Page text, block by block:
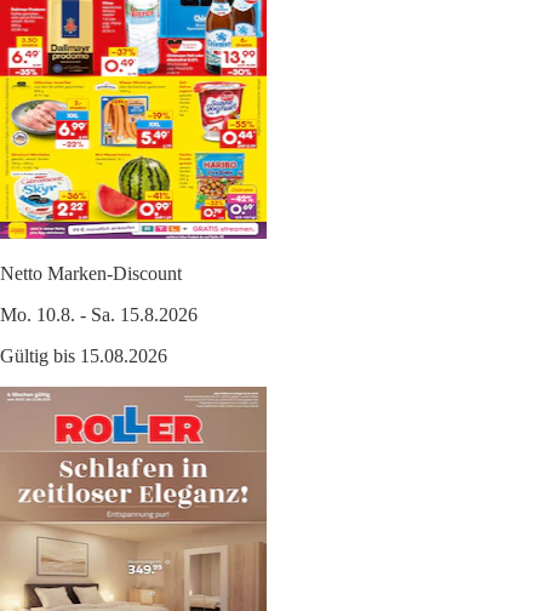
Netto Marken-Discount
Mo. 10.8. - Sa. 15.8.2026
Gültig bis 15.08.2026